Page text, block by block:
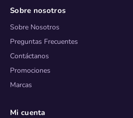
Sobre nosotros
Sobre Nosotros
Preguntas Frecuentes
Contáctanos
Promociones
Marcas
Mi cuenta